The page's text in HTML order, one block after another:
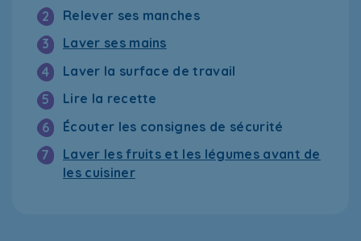
2
Relever ses manches
3
Laver ses mains
4
Laver la surface de travail
5
Lire la recette
6
Écouter les consignes de sécurité
7
Laver les fruits et les légumes avant de
les cuisiner